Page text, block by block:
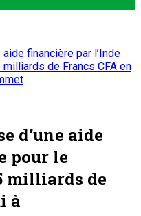
financière par l’Inde
milliards de Francs CFA en
d’une aide
pour le
milliards de
à